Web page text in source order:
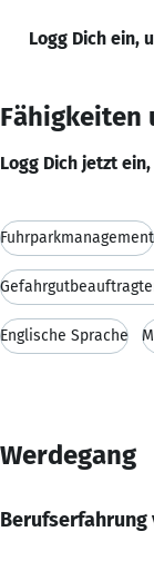
Logg Dich ein,
Fähigkeiten
Logg Dich jetzt
Fuhrparkmanagement
Englische Sprache
Werdegang
Berufserfahrung